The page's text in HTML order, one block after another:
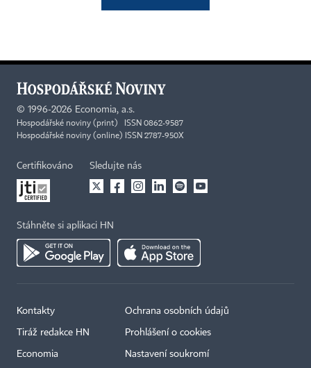
© 1996-2026 Economia, a.s.
Hospodářské noviny (print) ISSN 0862-9587
Hospodářské noviny (online) ISSN 2787-950X
Certifikováno Sledujte nás
Stáhněte si aplikaci HN
Kontakty
Tiráž redakce HN
Economia
Ochrana osobních údajů
Prohlášení o cookies
Nastavení soukromí